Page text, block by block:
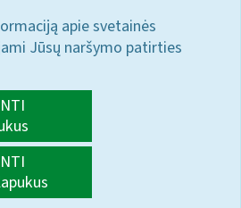
apie svetainės
Jūsų naršymo patirties